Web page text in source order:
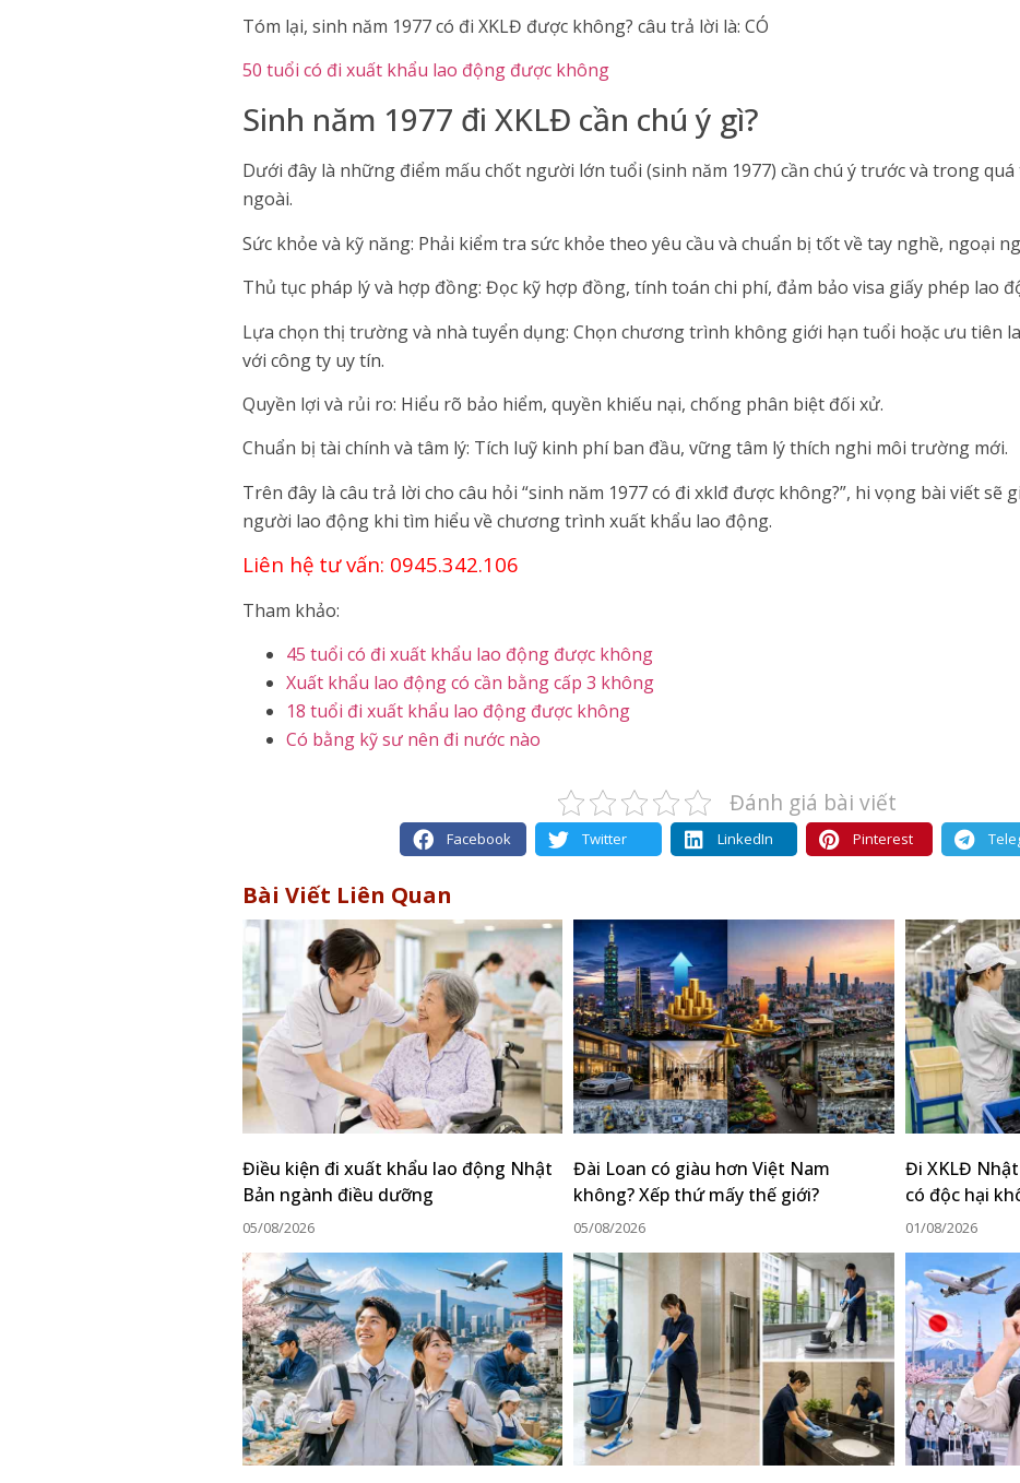
Tóm lại, sinh năm 1977 có đi XKLĐ được không? câu trả lời là: CÓ
50 tuổi có đi xuất khẩu lao động được không
Sinh năm 1977 đi XKLĐ cần chú ý gì?
Dưới đây là những điểm mấu chốt người lớn tuổi (sinh năm 1977) cần chú ý trước và trong
ngoài.
Sức khỏe và kỹ năng: Phải kiểm tra sức khỏe theo yêu cầu và chuẩn bị tốt về tay nghề, ngoại
Thủ tục pháp lý và hợp đồng: Đọc kỹ hợp đồng, tính toán chi phí, đảm bảo visa giấy phép lao
Lựa chọn thị trường và nhà tuyển dụng: Chọn chương trình không giới hạn tuổi hoặc ưu tiên
với công ty uy tín.
Quyền lợi và rủi ro: Hiểu rõ bảo hiểm, quyền khiếu nại, chống phân biệt đối xử.
Chuẩn bị tài chính và tâm lý: Tích luỹ kinh phí ban đầu, vững tâm lý thích nghi môi trường mới.
Trên đây là câu trả lời cho câu hỏi “sinh năm 1977 có đi xklđ được không?”, hi vọng bài viết sẽ
người lao động khi tìm hiểu về chương trình xuất khẩu lao động.
Liên hệ tư vấn: 0945.342.106
Tham khảo:
45 tuổi có đi xuất khẩu lao động được không
Xuất khẩu lao động có cần bằng cấp 3 không
18 tuổi đi xuất khẩu lao động được không
Có bằng kỹ sư nên đi nước nào
Đánh giá bài viết
Facebook Twitter LinkedIn Pinterest
Bài Viết Liên Quan
Điều kiện đi xuất khẩu lao động Nhật
Bản ngành điều dưỡng
05/08/2026
Đài Loan có giàu hơn Việt Nam
không? Xếp thứ mấy thế giới?
05/08/2026
Đi XKLĐ
có độc hại
01/08/2026